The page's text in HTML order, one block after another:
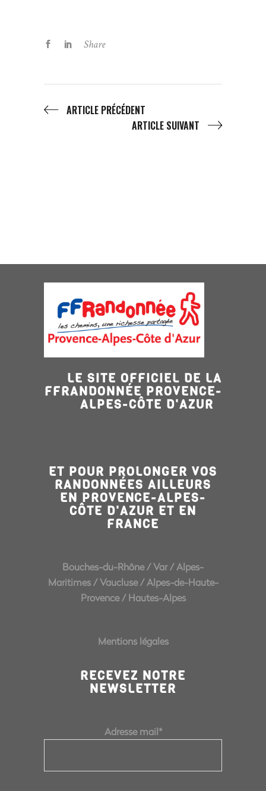
Share
ARTICLE PRÉCÉDENT
ARTICLE SUIVANT
LE SITE OFFICIEL DE LA
FFRANDONNÉE PROVENCE-
ALPES-CÔTE D'AZUR
ET POUR PROLONGER VOS
RANDONNÉES AILLEURS
EN PROVENCE-ALPES-
CÔTE D'AZUR ET EN
FRANCE
Bouches-du-Rhône/Var /Alpes-
Maritimes/Vaucluse/Alpes-de-Haute-
Provence/Hautes-Alpes
Mentions légales
RECEVEZ NOTRE
NEWSLETTER
Adresse mail*